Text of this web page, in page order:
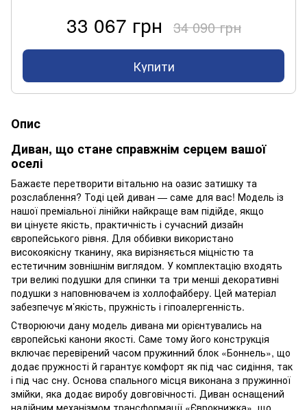
33 067 грн 34 090 грн
Купити
Опис
Диван, що стане справжнім серцем вашої
оселі
Бажаєте перетворити вітальню на оазис затишку та
розслаблення? Тоді цей диван — саме для вас! Модель із
нашої преміальної лінійки найкраще вам підійде, якщо
ви цінуєте якість, практичність і сучасний дизайн
європейського рівня. Для оббивки використано
високоякісну тканину, яка вирізняється міцністю та
естетичним зовнішнім виглядом. У комплектацію входять
три великі подушки для спинки та три менші декоративні
подушки з наповнювачем із холлофайберу. Цей матеріал
забезпечує м’якість, пружність і гіпоалергенність.
Створюючи дану модель дивана ми орієнтувались на
європейські канони якості. Саме тому його конструкція
включає перевірений часом пружинний блок «Боннель», що
додає пружності й гарантує комфорт як під час сидіння, так
і під час сну. Основа спального місця виконана з пружинної
змійки, яка додає виробу довговічності. Диван оснащений
надійним механізмом трансформації «Єврокнижка», що